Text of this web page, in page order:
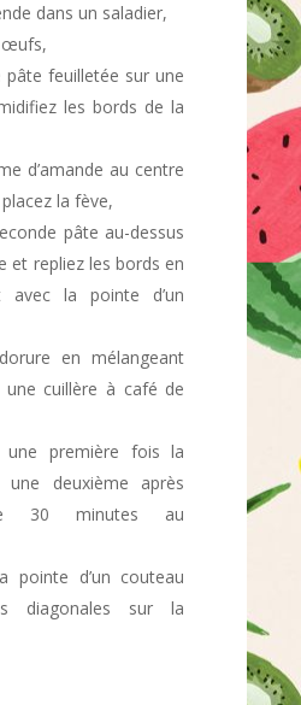
dans un saladier,
œufs,
pâte feuilletée sur une
les bords de la
d’amande au centre
la fève,
pâte au-dessus
et repliez les bords en
avec la pointe d’un
en mélangeant
cuillère à café de
une première fois la
une deuxième après
30 minutes au
pointe d’un couteau
diagonales sur la